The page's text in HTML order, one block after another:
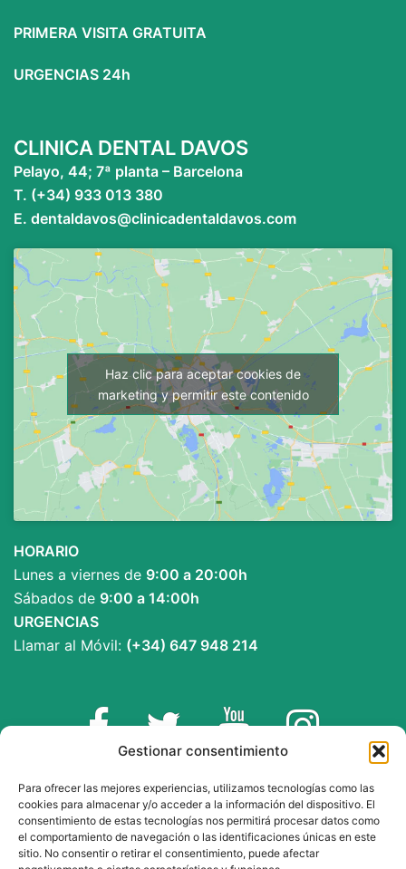
Gestionar consentimiento
Para ofrecer las mejores experiencias, utilizamos tecnologías como las
cookies para almacenar y/o acceder a la información del dispositivo. El
consentimiento de estas tecnologías nos permitirá procesar datos como
el comportamiento de navegación o las identificaciones únicas en este
sitio. No consentir o retirar el consentimiento, puede afectar
PRIMERA VISITA GRATUITA
URGENCIAS 24h
CLINICA DENTAL DAVOS
Pelayo, 44; 7ª planta – Barcelona
T. (+34) 933 013 380
E. dentaldavos@clinicadentaldavos.com
Haz clic para aceptar cookies de
marketing y permitir este contenido
HORARIO
Lunes a viernes de 9:00 a 20:00h
Sábados de 9:00 a 14:00h
URGENCIAS
Llamar al Móvil: (+34) 647 948 214
Facebook Twitter YouTube Instagram
INFORMACIÓN LEGAL
Aviso Legal y Cookies